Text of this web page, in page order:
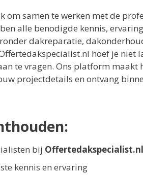
om samen te werken met de
alle benodigde kennis,
dakreparatie,
hoef je niet
te vragen. Ons platform maakt
projectdetails en ontvang
bij Offertedakspecialist.nl
kennis en ervaring